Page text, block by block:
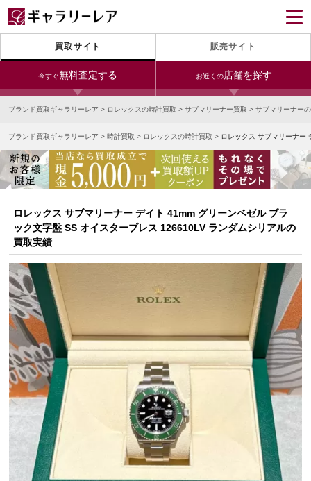
買取サイト 販売サイト
今すぐ無料査定する お近くの店舗を探す
24時間受付（対応時間10:00～19:00）
宅配買取を申し込む
無料の宅配キットをお届けします
今すぐ電話査定
受付時間 10:00～19:00
銀座本店 青山表参道店 新宿東口店
小田急新宿店 LAB東京 名古屋大須店
なんば店 神戸元町(三宮)店 LAB大阪
中野ブロードウェイ
宅配買取を申し込む
無料の宅配キットをお届けします
ブランド買取ギャラリーレア > ロレックスの時計買取 > サブマリーナー買取 > サブマリーナー
ブランド買取ギャラリーレア > 時計買取 > ロレックスの時計買取 > ロレックス サブマリーナー
ロレックス サブマリーナー デイト 41mm グリーンベゼル ブラ
ック文字盤 SS オイスターブレス 126610LV ランダムシリアルの
買取実績